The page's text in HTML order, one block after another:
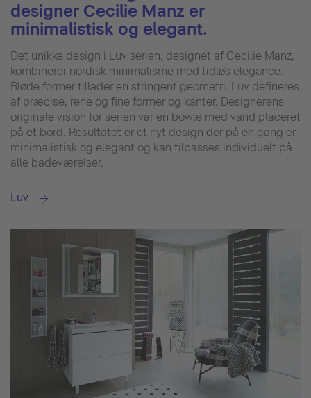
designer Cecilie Manz er
minimalistisk og elegant.
Det unikke design i Luv serien, designet af Cecilie Manz,
kombinerer nordisk minimalisme med tidløs elegance.
Bløde former tillader en stringent geometri. Luv defineres
af præcise, rene og fine former og kanter. Designerens
originale vision for serien var en bowle med vand placeret
på et bord. Resultatet er et nyt design der på en gang er
minimalistisk og elegant og kan tilpasses individuelt på
alle badeværelser.
Luv